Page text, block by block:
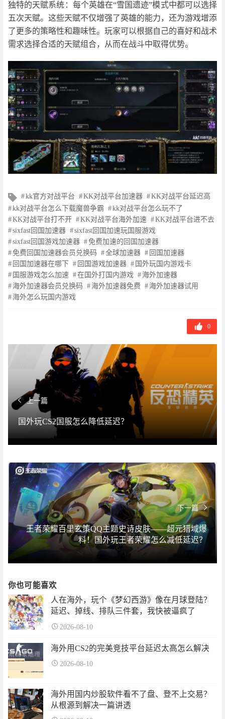
独特的天赋系统：每个英雄在“雪国遗迹”模式中都可以选择
五次天赋。这些天赋不仅增强了英雄的能力，还为游戏增添
了更多的策略性和趣味性。玩家可以根据自己的喜好和战术
需求选择合适的天赋组合，从而在战斗中取得优势。
文
章
标
签
kk官方对战平台 KK对战平台加速器
KK对战平台延迟高
kk对战平台怎么下载魔兽争霸
kk对战平台怎么玩不了
KK对战平台打不开
KK对战平台海外加速
KK对战平台进不去
sixfast回国加速器
sixfast回国加速玩国服游戏
sixfast回国游戏加速器
免费加速的回国加速器
免费回国加速器会员兑换码
全球加速器
回国加速器
回国加速器在哪下
回国游戏加速器
国外玩国内游戏卡
国服游戏怎么加速
在国外打国内游戏
海外加速器
海外加速器会员兑换码
海外加速器免费
海外加速器试用
海外怎么玩国内游戏
0
上一篇
国外玩CS2国服怎么降低延迟？
下一篇
王者荣耀百里玄策QQ主题史诗皮肤——超元猎域爆
料！国外玩王者荣耀怎么减低延迟？
你也可能喜欢
人在海外，玩个《梦幻西游》像在月球登陆？
延迟、掉线、排队三件套，我快被逼疯了
2026-08-10
海外用CS2的完美竞技平台延迟太高怎么解决
2026-08-10
海外用国内炒股软件看不了盘、登不上交易？
从根源到解决一篇讲透